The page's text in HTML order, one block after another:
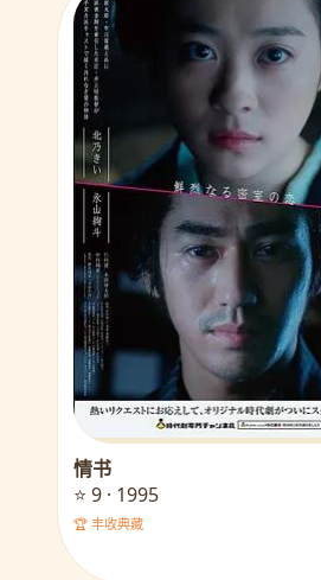
情书
⭐ 9 · 1995
🏆 丰收典藏